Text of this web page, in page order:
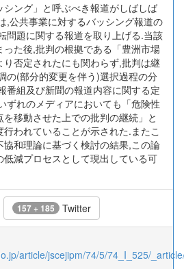
ング」と呼ぶべき報道がしばしば
,公共事業に対するバッシング報道の
問題に関する報道を取り上げる.当該
た後,批判の根拠である「豊洲市場
否定されたにも関わらず,批判は継
の(部分的変更を伴う)選択過程の分
番組及び新聞の報道内容に関する定
ずれのメディアにおいても「危険性
移動させた上での批判の継続」と
われていることが示された.またこ
和理論に基づく検討の結果,この論
減プロセスとして現出している可
157 + 185 Twitter
article/jscejipm/74/5/74_I_525/